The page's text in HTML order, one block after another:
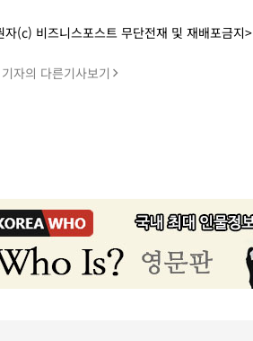
자(c) 비즈니스포스트 무단전재 및 재배포금지>
자의 다른기사보기